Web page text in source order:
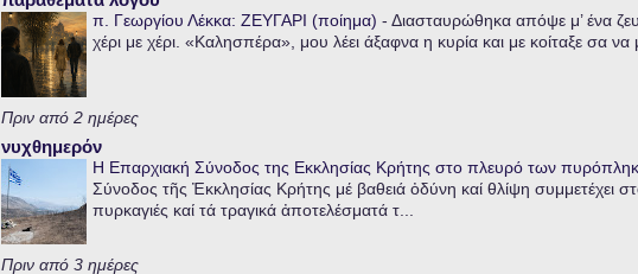
π. Γεωργίου Λέκκα: ΖΕΥΓΑΡΙ (ποίημα) - Διασταυρώθηκα απόψε μ’ ένα
χέρι με χέρι. «Καλησπέρα», μου λέει άξαφνα η κυρία και με κοίταξε σα να
Πριν από 2 ημέρες
νυχθημερόν
Η Επαρχιακή Σύνοδος της Εκκλησίας Κρήτης στο πλευρό των
Σύνοδος τῆς Ἐκκλησίας Κρήτης μέ βαθειά ὀδύνη καί θλίψη συμμετέχει
πυρκαγιές καί τά τραγικά ἀποτελέσματά τ...
Πριν από 3 ημέρες